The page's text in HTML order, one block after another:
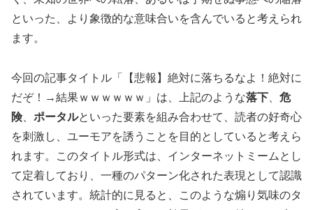
といった、より象徴的な意味合いを含んでいると考えられ
ます。
今回の記事タイトル「【悲報】絶対に落ちるなよ！絶対に
だぞ！→結果ｗｗｗｗｗｗ」は、上記のような落下
危
険、 ポータルといった要素を組み合わせて、読者の好奇心
を刺激し、ユーモアを誘うことを目的としていると考えら
れます。このタイトル形式は、インターネットミームとし
て定着しており、一種のパターン化された表現として認識
されています。統計的に見ると、このような煽り気味のタ